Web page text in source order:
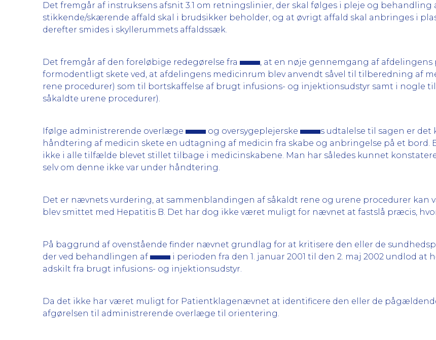
Det fremgår af instruksens afsnit 3.1 om retningslinier, der skal følges i pleje og
stikkende/skærende affald skal i brudsikker beholder, og at øvrigt affald skal anbringes i
derefter smides i skyllerummets affaldssæk.
Det fremgår af den foreløbige redegørelse fra
, at en nøje gennemgang af
formodentligt skete ved, at afdelingens medicinrum blev anvendt såvel til tilberedning af
rene procedurer) som til bortskaffelse af brugt infusions- og injektionsudstyr samt i nogle
såkaldte urene procedurer).
Ifølge administrerende overlæge og oversygeplejerske
s udtalelse til sagen er
håndtering af medicin skete en udtagning af medicin fra skabe og anbringelse på et bord.
ikke i alle tilfælde blevet stillet tilbage i medicinskabene. Man har således kunnet
selv om denne ikke var under håndtering.
Det er nævnets vurdering, at sammenblandingen af såkaldt rene og urene procedurer kan
blev smittet med Hepatitis B. Det har dog ikke været muligt for nævnet at fastslå præcis,
På baggrund af ovenstående finder nævnet grundlag for at kritisere den eller de
der ved behandlingen af
i perioden fra den 1. januar 2001 til den 2. maj 2002 undlod
adskilt fra brugt infusions- og injektionsudstyr.
Da det ikke har været muligt for Patientklagenævnet at identificere den eller de
afgørelsen til administrerende overlæge til orientering.